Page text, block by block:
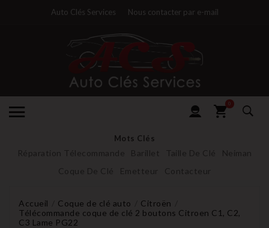
Auto Clés Services Nous contacter par e-mail
0
Mots Clés
Réparation Télecommande Barillet Taille De Clé
Neiman
Coque De Clé
Emetteur Contacteur
Accueil Coque de clé auto
Citroën
Télécommande coque de clé 2 boutons Citroen C1, C2,
C3 Lame PG22